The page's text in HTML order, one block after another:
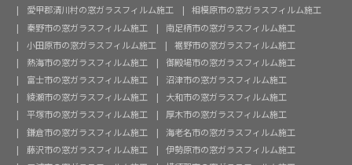
愛甲郡清川村の窓ガラスフィルム施工
相模原市の窓ガラスフィルム施工
秦野市の窓ガラスフィルム施工
南足柄市の窓ガラスフィルム施工
小田原市の窓ガラスフィルム施工
裾野市の窓ガラスフィルム施工
熱海市の窓ガラスフィルム施工
御殿場市の窓ガラスフィルム施工
富士市の窓ガラスフィルム施工
沼津市の窓ガラスフィルム施工
綾瀬市の窓ガラスフィルム施工
大和市の窓ガラスフィルム施工
平塚市の窓ガラスフィルム施工
厚木市の窓ガラスフィルム施工
鎌倉市の窓ガラスフィルム施工
海老名市の窓ガラスフィルム施工
藤沢市の窓ガラスフィルム施工
伊勢原市の窓ガラスフィルム施工